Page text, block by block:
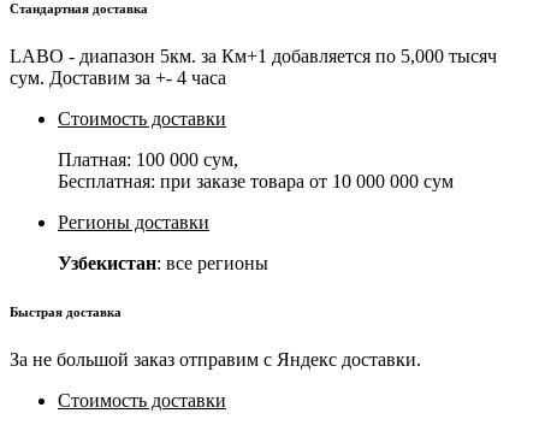
Стандартная доставка
LABO - диапазон 5км. за Км+1 добавляется по 5,000 тысяч
сум. Доставим за +- 4 часа
Стоимость доставки
Платная: 100 000 сум,
Бесплатная: при заказе товара от 10 000 000 сум
Регионы доставки
Узбекистан: все регионы
Быстрая доставка
За не большой заказ отправим с Яндекс доставки.
Стоимость доставки